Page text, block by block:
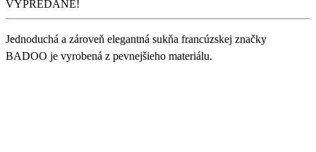
VYPREDANÉ!
Jednoduchá a zároveň elegantná sukňa francúzskej značky
BADOO je vyrobená z pevnejšieho materiálu.